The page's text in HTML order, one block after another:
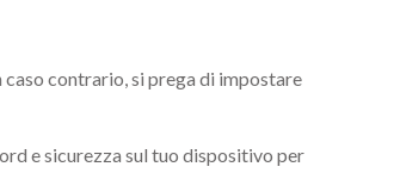
contrario, si prega di impostare
e sicurezza sul tuo dispositivo per